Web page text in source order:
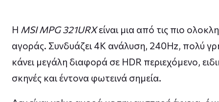
Η MSI MPG 321URXείναι μια από τις πιο
αγοράς. Συνδυάζει 4K ανάλυση, 240Hz, πολύ
κάνει μεγάλη διαφορά σε HDR περιεχόμενο,
σκηνές και έντονα φωτεινά σημεία.